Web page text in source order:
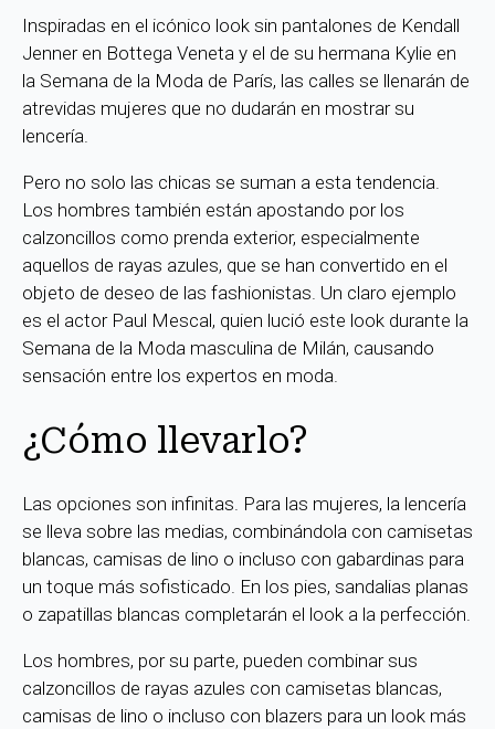
Inspiradas en el icónico look sin pantalones de Kendall
Jenner en Bottega Veneta y el de su hermana Kylie en
la Semana de la Moda de París, las calles se llenarán de
atrevidas mujeres que no dudarán en mostrar su
lencería.
Pero no solo las chicas se suman a esta tendencia.
Los hombres también están apostando por los
calzoncillos como prenda exterior, especialmente
aquellos de rayas azules, que se han convertido en el
objeto de deseo de las fashionistas. Un claro ejemplo
es el actor Paul Mescal, quien lució este look durante la
Semana de la Moda masculina de Milán, causando
sensación entre los expertos en moda.
¿Cómo llevarlo?
Las opciones son infinitas. Para las mujeres, la lencería
se lleva sobre las medias, combinándola con camisetas
blancas, camisas de lino o incluso con gabardinas para
un toque más sofisticado. En los pies, sandalias planas
o zapatillas blancas completarán el look a la perfección.
Los hombres, por su parte, pueden combinar sus
calzoncillos de rayas azules con camisetas blancas,
camisas de lino o incluso con blazers para un look más